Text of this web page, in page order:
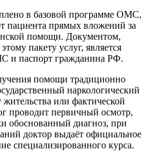
в базовой программе ОМС,
пациента прямых вложений за
помощи. Документом,
пакету услуг, является
и паспорт гражданина РФ.
помощи традиционно
наркологический
или фактической
проводит первичный осмотр,
обоснованный диагноз, при
доктор выдаёт официальное
специализированного курса.